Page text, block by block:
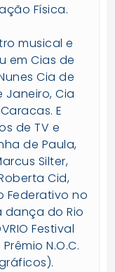
Física.
musical e
em Cias de
Cia de
Janeiro, Cia
E
de TV e
de Paula,
Silter,
Cid,
Federativo no
dança do Rio
Festival
N.O.C.